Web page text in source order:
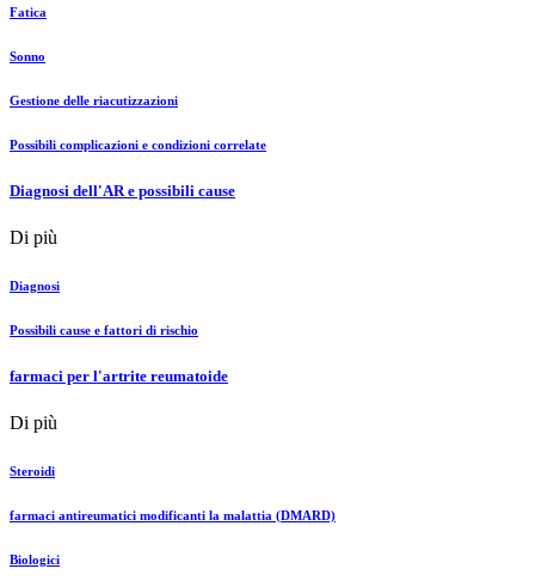
Fatica
Sonno
Gestione delle riacutizzazioni
Possibili complicazioni e condizioni correlate
Diagnosi dell'AR e possibili cause
Di più
Diagnosi
Possibili cause e fattori di rischio
farmaci per l'artrite reumatoide
Di più
Steroidi
farmaci antireumatici modificanti la malattia (DMARD)
Biologici